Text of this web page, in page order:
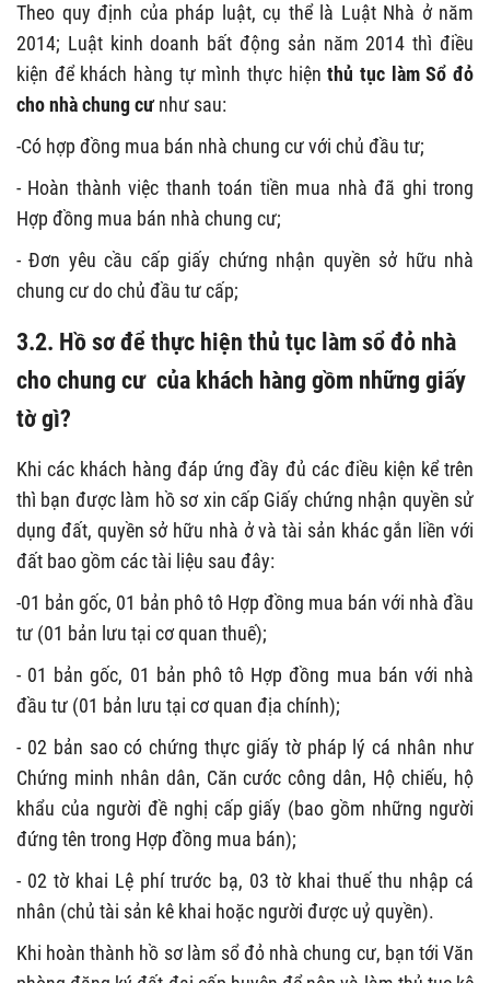
Theo quy định của pháp luật, cụ thể là Luật Nhà ở năm
2014; Luật kinh doanh bất động sản năm 2014 thì điều
kiện để khách hàng tự mình thực hiệnthủ tục làm Sổ đỏ
cho nhà chung cưnhư sau:
-Có hợp đồng mua bán nhà chung cư với chủ đầu tư;
- Hoàn thành việc thanh toán tiền mua nhà đã ghi trong
Hợp đồng mua bán nhà chung cư;
- Đơn yêu cầu cấp giấy chứng nhận quyền sở hữu nhà
chung cư do chủ đầu tư cấp;
3.2. Hồ sơ để thực hiện thủ tục làm sổ đỏ nhà
cho chung cư của khách hàng gồm những giấy
tờ gì?
Khi các khách hàng đáp ứng đầy đủ các điều kiện kể trên
thì bạn được làm hồ sơ xin cấp Giấy chứng nhận quyền sử
dụng đất, quyền sở hữu nhà ở và tài sản khác gắn liền với
đất bao gồm các tài liệu sau đây:
-01 bản gốc, 01 bản phô tô Hợp đồng mua bán với nhà đầu
tư (01 bản lưu tại cơ quan thuế);
- 01 bản gốc, 01 bản phô tô Hợp đồng mua bán với nhà
đầu tư (01 bản lưu tại cơ quan địa chính);
- 02 bản sao có chứng thực giấy tờ pháp lý cá nhân như
Chứng minh nhân dân, Căn cước công dân, Hộ chiếu, hộ
khẩu của người đề nghị cấp giấy (bao gồm những người
đứng tên trong Hợp đồng mua bán);
- 02 tờ khai Lệ phí trước bạ, 03 tờ khai thuế thu nhập cá
nhân (chủ tài sản kê khai hoặc người được uỷ quyền).
Khi hoàn thành hồ sơ làm sổ đỏ nhà chung cư, bạn tới Văn